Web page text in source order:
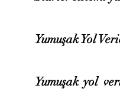
Yumuşak Yol
Yumuşak yol